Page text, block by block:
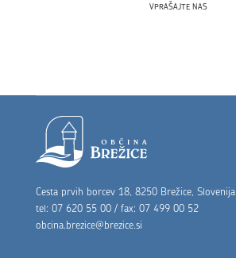
VPRAŠAJTE NAS
Noga strani
Cesta prvih borcev 18, 8250 Brežice, Slovenija
tel: 07 620 55 00 / fax: 07 499 00 52
obcina.brezice@brezice.si